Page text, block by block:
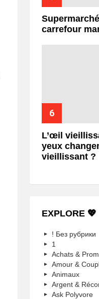
carrefour
L’œil
yeux
vieillissant ?
EXPLORE 💖
! Без рубрики
1
Achats &
Amour &
Animaux
Argent &
Ask Polyvore